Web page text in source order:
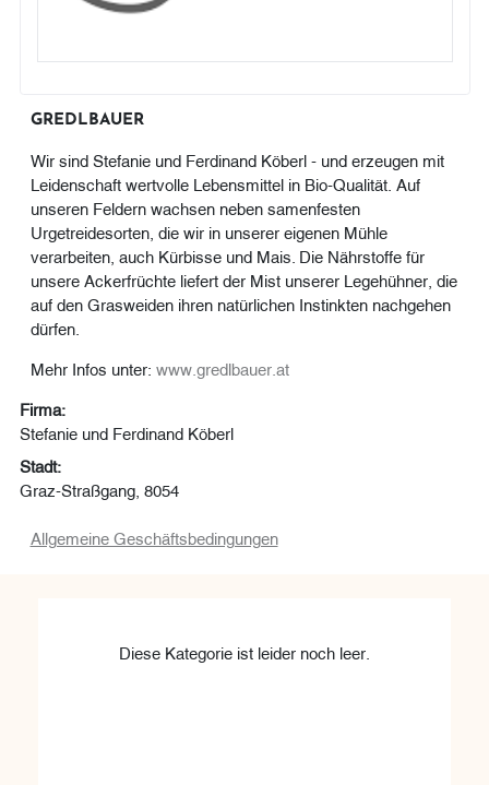
GREDLBAUER
Wir sind Stefanie und Ferdinand Köberl - und erzeugen mit
Leidenschaft wertvolle Lebensmittel in Bio-Qualität. Auf
unseren Feldern wachsen neben samenfesten
Urgetreidesorten, die wir in unserer eigenen Mühle
verarbeiten, auch Kürbisse und Mais. Die Nährstoffe für
unsere Ackerfrüchte liefert der Mist unserer Legehühner, die
auf den Grasweiden ihren natürlichen Instinkten nachgehen
dürfen.
Mehr Infos unter: www.gredlbauer.at
Firma:
Stefanie und Ferdinand Köberl
Stadt:
Graz-Straßgang, 8054
Allgemeine Geschäftsbedingungen
Diese Kategorie ist leider noch leer.